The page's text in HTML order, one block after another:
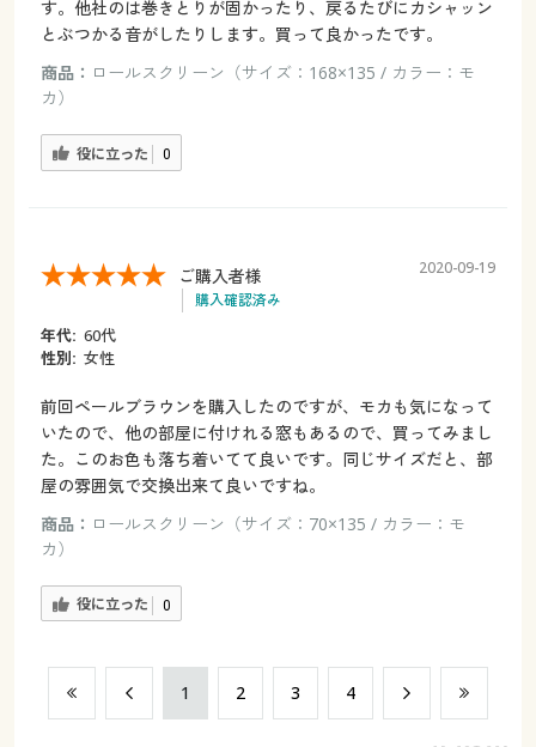
す。他社のは巻きとりが固かったり、戻るたびにカシャッン
とぶつかる音がしたりします。買って良かったです。
商品： ロールスクリーン（サイズ：168×135 / カラー：モ
カ）
役に立った 0
ご購入者様
購入確認済み
2020-09-19
年代: 60代
性別: 女性
前回ペールブラウンを購入したのですが、モカも気になって
いたので、他の部屋に付けれる窓もあるので、買ってみまし
た。このお色も落ち着いてて良いです。同じサイズだと、部
屋の雰囲気で交換出来て良いですね。
商品： ロールスクリーン（サイズ：70×135 / カラー：モ
カ）
役に立った 0
​1 ​2 ​3 ​4